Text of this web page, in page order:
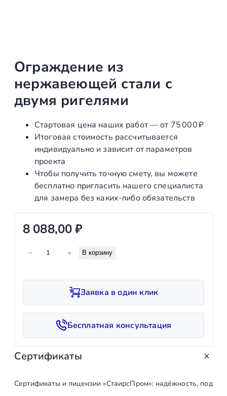
Ограждение из
нержавеющей стали с
двумя ригелями
Стартовая цена наших работ — от 75 000 ₽
Итоговая стоимость рассчитывается
индивидуально и зависит от параметров
проекта
Чтобы получить точную смету, вы можете
бесплатно пригласить нашего специалиста
для замера без каких‑либо обязательств
8 088,00₽
е
в
о
о
− + В корзину
Заявка в один клик
Бесплатная консультация
Сертификаты
Сертификаты и лицензии «СтаирсПром»: надёжность,